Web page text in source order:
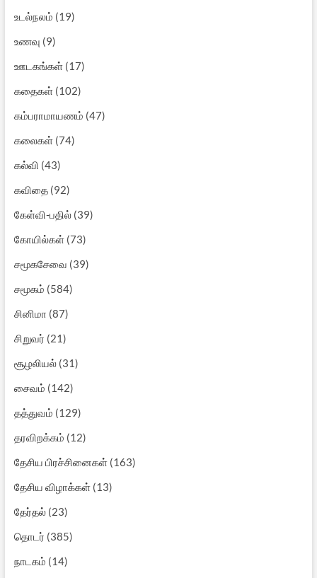
உடல்நலம் (19)
உணவு (9)
ஊடகங்கள்(17)
கதைகள்(102)
கம்பராமாயணம் (47)
கலைகள்(74)
கல்வி (43)
கவிதை(92)
கேள்வி-பதில்(39)
கோயில்கள்(73)
சமூகசேவை (39)
சமூகம் (584)
சினிமா (87)
சிறுவர் (21)
சூழலியல்(31)
சைவம் (142)
தத்துவம் (129)
தரவிறக்கம் (12)
தேசிய பிரச்சினைகள்(163)
தேசிய விழாக்கள்(13)
தேர்தல்(23)
தொடர் (385)
நாடகம் (14)